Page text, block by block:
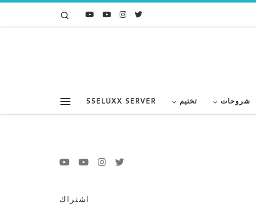
Skip to content
شروحات تختيم
SSELUXX SERVER
اشتراك